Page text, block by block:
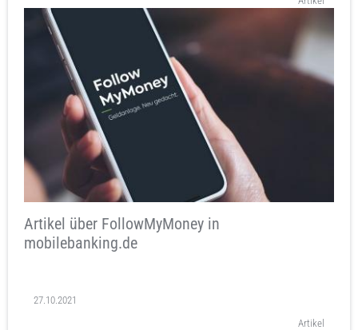
Artikel über FollowMyMoney in
mobilebanking.de
27.10.2021
Artikel